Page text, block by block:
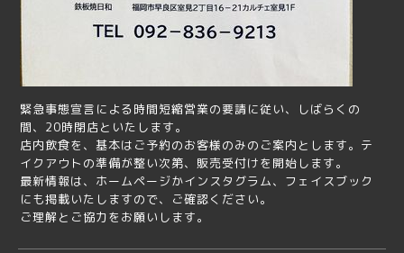
緊急事態宣言による時間短縮営業の要請に従い、しばらくの
間、20時閉店といたします。
店内飲食を、基本はご予約のお客様のみのご案内とします。テ
イクアウトの準備が整い次第、販売受付けを開始します。
最新情報は、ホームページかインスタグラム、フェイスブック
にも掲載いたしますので、ご確認ください。
ご理解とご協力をお願いします。